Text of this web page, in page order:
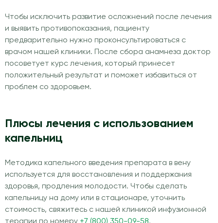
Чтобы исключить развитие осложнений после лечения
и выявить противопоказания, пациенту
предварительно нужно проконсультироваться с
врачом нашей клиники. После сбора анамнеза доктор
посоветует курс лечения, который принесет
положительный результат и поможет избавиться от
проблем со здоровьем.
Плюсы лечения с использованием
капельниц
Методика капельного введения препарата в вену
используется для восстановления и поддержания
здоровья, продления молодости. Чтобы сделать
капельницу на дому или в стационаре, уточнить
стоимость, свяжитесь с нашей клиникой инфузионной
терапии по номеру +7 (800) 350-09-58.